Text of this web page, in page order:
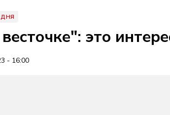
это
- 16:00